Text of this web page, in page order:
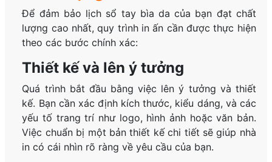
Để đảm bảo lịch sổ tay bìa da của bạn đạt chất
lượng cao nhất, quy trình in ấn cần được thực hiện
theo các bước chính xác:
Thiết kế và lên ý tưởng
Quá trình bắt đầu bằng việc lên ý tưởng và thiết
kế. Bạn cần xác định kích thước, kiểu dáng, và các
yếu tố trang trí như logo, hình ảnh hoặc văn bản.
Việc chuẩn bị một bản thiết kế chi tiết sẽ giúp nhà
in có cái nhìn rõ ràng về yêu cầu của bạn.